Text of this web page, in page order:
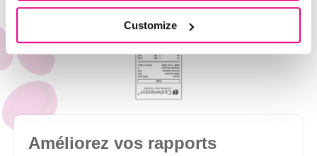
Customize
Améliorez vos rapports